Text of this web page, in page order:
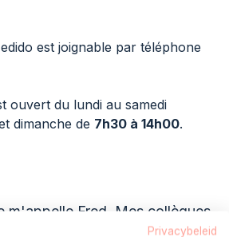
est joignable par téléphone
ouvert du lundi au samedi
dimanche de 7h30 à 14h00.
m'appelle Fred. Mes collègues
tous les joursPrivacybeleid